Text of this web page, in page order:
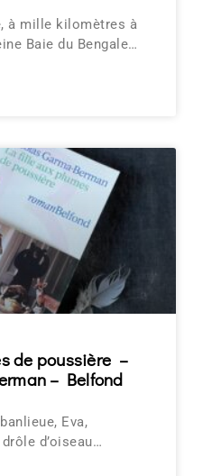
à mille kilomètres à
Baie du Bengale…
de poussière –
– Belfond
Eva,
d’oiseau…